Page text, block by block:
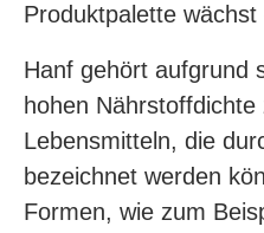
Produktpalette wächst
Hanf gehört aufgrund
hohen Nährstoffdichte
Lebensmitteln, die
bezeichnet werden
Formen, wie zum